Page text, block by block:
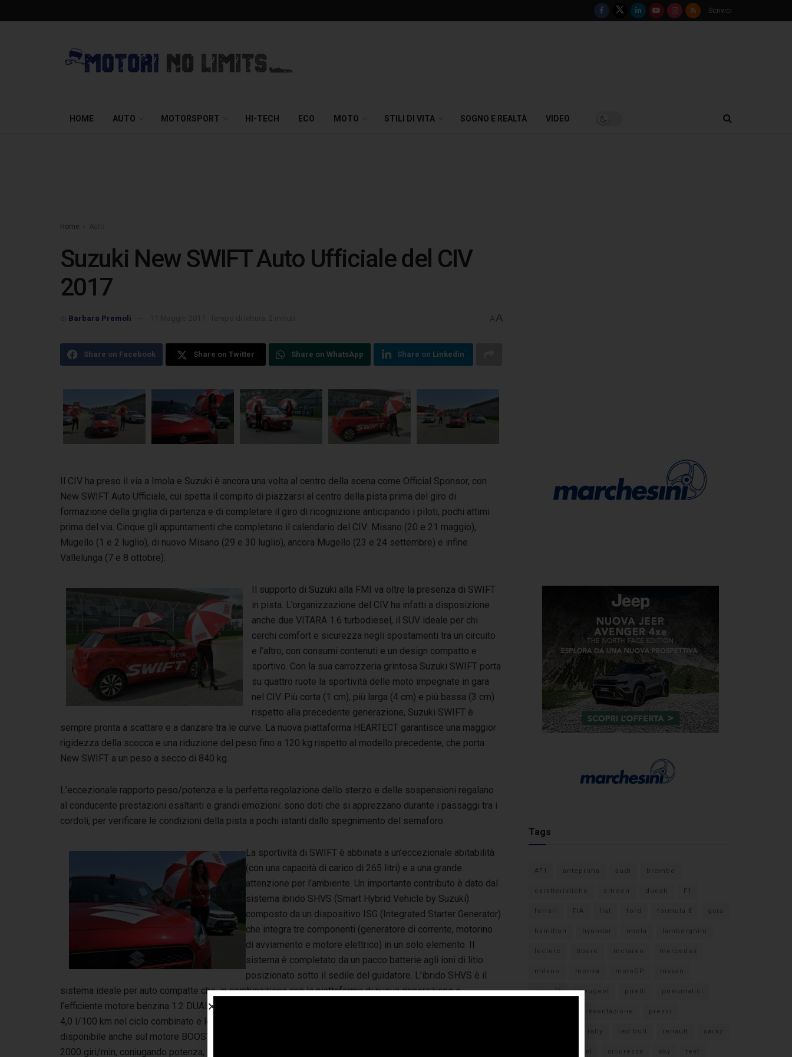
Scrivici
HOME AUTO MOTORSPORT HI-TECH ECO MOTO STILI DI VITA SOGNO E REALTÀ VIDEO
Home
Suzuki New SWIFT Auto Ufficiale del CIV
2017
Barbara Premoli A A
Share on Facebook Share on Twitter Share on WhatsApp Share on Linkedin
Il CIV ha preso il via a Imola e Suzuki è ancora una volta al centro della scena come Official Sponsor, con
New SWIFT Auto Ufficiale, cui spetta il compito di piazzarsi al centro della pista prima del giro di
formazione della griglia di partenza e di completare il giro di ricognizione anticipando i piloti, pochi attimi
prima del via. Cinque gli appuntamenti che completano il calendario del CIV: Misano (20 e 21 maggio),
Mugello (1 e 2 luglio), di nuovo Misano (29 e 30 luglio), ancora Mugello (23 e 24 settembre) e infine
Vallelunga (7 e 8 ottobre).
Il supporto di Suzuki alla FMI va oltre la presenza di SWIFT
in pista. L’organizzazione del CIV ha infatti a disposizione
anche due VITARA 1.6 turbodiesel, il SUV ideale per chi
cerchi comfort e sicurezza negli spostamenti tra un circuito
e l’altro, con consumi contenuti e un design compatto e
sportivo. Con la sua carrozzeria grintosa Suzuki SWIFT porta
su quattro ruote la sportività delle moto impegnate in gara
nel CIV. Più corta (1 cm), più larga (4 cm) e più bassa (3 cm)
rispetto alla precedente generazione, Suzuki SWIFT è
sempre pronta a scattare e a danzare tra le curve. La nuova piattaforma HEARTECT garantisce una maggior
rigidezza della scocca e una riduzione del peso fino a 120 kg rispetto al modello precedente, che porta
New SWIFT a un peso a secco di 840 kg.
L’eccezionale rapporto peso/potenza e la perfetta regolazione dello sterzo e delle sospensioni regalano
al conducente prestazioni esaltanti e grandi emozioni: sono doti che si apprezzano durante i passaggi tra i
cordoli, per verificare le condizioni della pista a pochi istanti dallo spegnimento del semaforo.
La sportività di SWIFT è abbinata a un’eccezionale abitabilità
(con una capacità di carico di 265 litri) e a una grande
attenzione per l’ambiente. Un importante contributo è dato dal
sistema ibrido SHVS (Smart Hybrid Vehicle by Suzuki)
composto da un dispositivo ISG (Integrated Starter Generator)
che integra tre componenti (generatore di corrente, motorino
di avviamento e motore elettrico) in un solo elemento. Il
sistema è completato da un pacco batterie agli ioni di litio
posizionato sotto il sedile del guidatore. L’ibrido SHVS è il
sistema ideale per auto compatte che, in combinazione con la piattaforma di nuova generazione e
l’efficiente motore benzina 1.2 DUALJET da 90 CV, permette a Suzuki SWIFT HYBRID di limitare i consumi a
4,0 l/100 km nel ciclo combinato e le emissioni di CO
disponibile anche sul motore BOOSTERJET che eroga una potenza di 112 CV e una coppia di 170 Nm già a
2000 giri/min, coniugando potenza, grazie al turbo benzina che garantisce una generosa quantità di coppia,
Tags
#F1 anteprima audi brembo
caratteristiche citroen ducati F1
ferrari FIA fiat ford formula E gara
hamilton hyundai imola lamborghini
leclerc libere mclaren mercedes
milano monza motoGP nissan
orari TV peugeot pirelli pneumatici
presentazione prezzi
rally red bull renault sainz
sebastian vettel sicurezza sky test